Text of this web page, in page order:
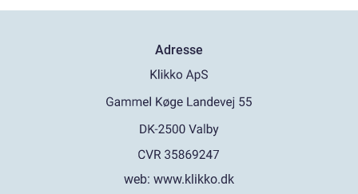
Adresse
web: www.klikko.dk